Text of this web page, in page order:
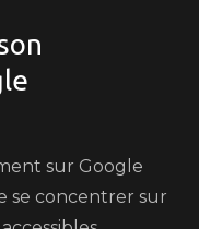
sur Google
se concentrer sur